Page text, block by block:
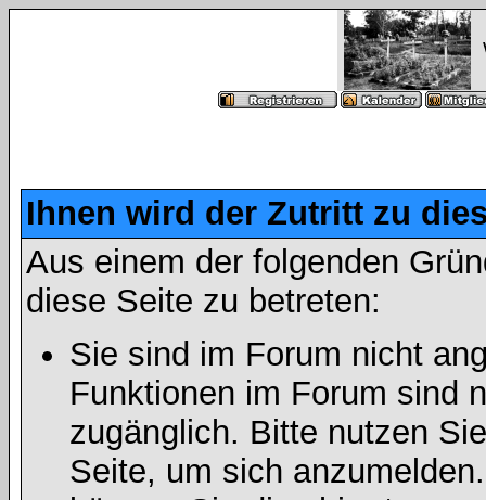
Ihnen wird der Zutritt zu
Aus einem der folgenden
diese Seite zu betreten:
Sie sind im Forum nicht
Funktionen im Forum sind
zugänglich. Bitte nutzen
Seite, um sich